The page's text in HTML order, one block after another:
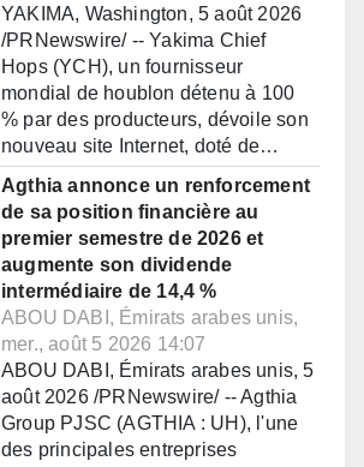
YAKIMA, Washington, 5 août 2026
/PRNewswire/ -- Yakima Chief
Hops (YCH), un fournisseur
mondial de houblon détenu à 100
% par des producteurs, dévoile son
nouveau site Internet, doté de…
Agthia annonce un renforcement
de sa position financière au
premier semestre de 2026 et
augmente son dividende
intermédiaire de 14,4 %
ABOU DABI, Émirats arabes unis,
mer., août 5 2026 14:07
ABOU DABI, Émirats arabes unis, 5
août 2026 /PRNewswire/ -- Agthia
Group PJSC (AGTHIA : UH), l'une
des principales entreprises